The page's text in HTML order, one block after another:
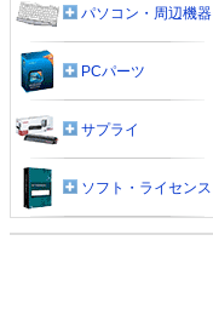
パソコン・周辺機器
PCパーツ
サプライ
ソフト・ライセンス